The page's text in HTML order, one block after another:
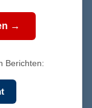
→
Berichten: